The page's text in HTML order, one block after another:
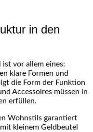
in den
vor allem eines:
klare Formen und
die Form der Funktion
Accessoires müssen in
erfüllen.
Wohnstils garantiert
kleinem Geldbeutel